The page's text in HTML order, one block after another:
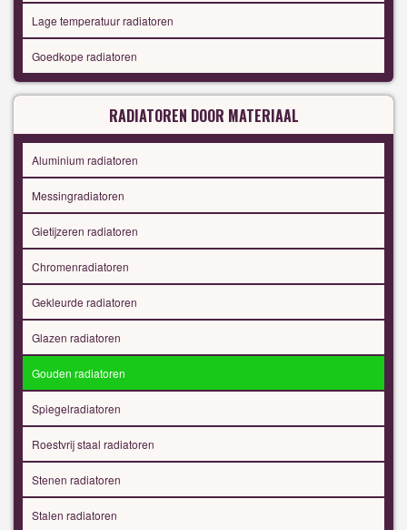
Lage temperatuur radiatoren
Goedkope radiatoren
RADIATOREN DOOR MATERIAAL
Aluminium radiatoren
Messingradiatoren
Gietijzeren radiatoren
Chromenradiatoren
Gekleurde radiatoren
Glazen radiatoren
Gouden radiatoren
Spiegelradiatoren
Roestvrij staal radiatoren
Stenen radiatoren
Stalen radiatoren